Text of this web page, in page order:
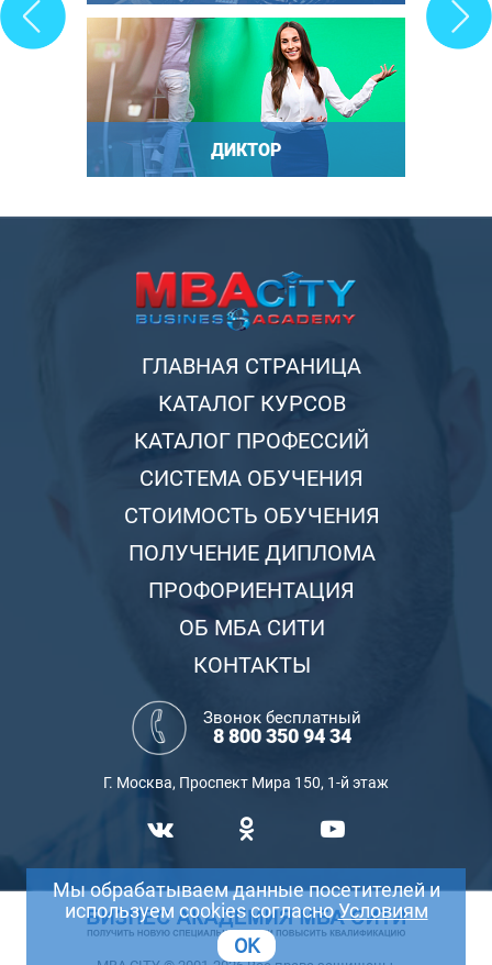
ДИКТОР
ГЛАВНАЯ СТРАНИЦА
КАТАЛОГ КУРСОВ
КАТАЛОГ ПРОФЕССИЙ
СИСТЕМА ОБУЧЕНИЯ
СТОИМОСТЬ ОБУЧЕНИЯ
ПОЛУЧЕНИЕ ДИПЛОМА
ПРОФОРИЕНТАЦИЯ
ОБ МБА СИТИ
КОНТАКТЫ
Звонок бесплатный
8 800 350 94 34
Г. Москва, Проспект Мира 150, 1-й этаж
Мы обрабатываем данные посетителей и
используем cookies согласноУсловиям
OK